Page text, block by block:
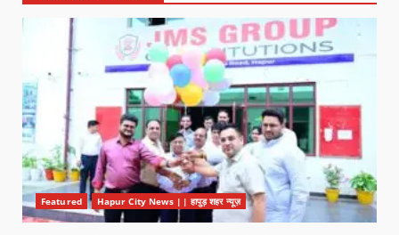
Featured Hapur City News || हापुड़ शहर न्यूज़